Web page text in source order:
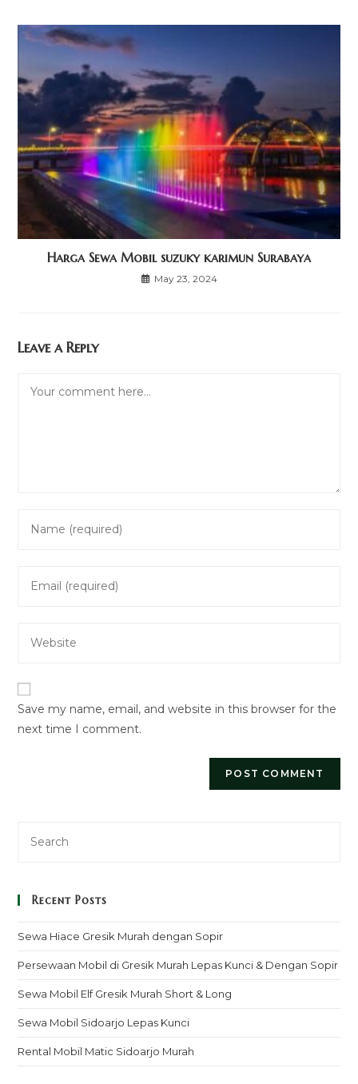
Harga Sewa Mobil suzuky karimun Surabaya
May 23, 2024
Leave a Reply
your
comment
your
address
your
URL
(optional)
Save my name, email, and website in this browser for the
next time I comment.
Recent Posts
Sewa Hiace Gresik Murah dengan Sopir
Persewaan Mobil di Gresik Murah Lepas Kunci & Dengan Sopir
Sewa Mobil Elf Gresik Murah Short & Long
Sewa Mobil Sidoarjo Lepas Kunci
Rental Mobil Matic Sidoarjo Murah